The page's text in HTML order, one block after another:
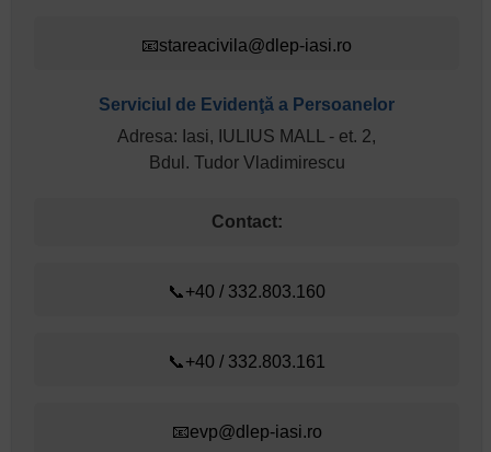
📧stareacivila@dlep-iasi.ro
Serviciul de Evidenţă a Persoanelor
Adresa: Iasi, IULIUS MALL - et. 2,
Bdul. Tudor Vladimirescu
Contact:
📞+40 / 332.803.160
📞+40 / 332.803.161
📧evp@dlep-iasi.ro